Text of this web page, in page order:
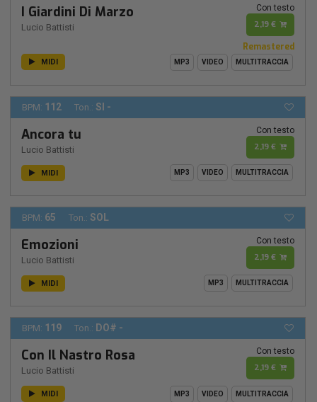
I Giardini Di Marzo
Lucio Battisti
Con testo
2,19 €
Remastered
MIDI MP3 VIDEO MULTITRACCIA
BPM: 112 Ton.: SI -
Ancora tu
Lucio Battisti
Con testo
2,19 €
MIDI MP3 VIDEO MULTITRACCIA
BPM: 65 Ton.: SOL
Emozioni
Lucio Battisti
Con testo
2,19 €
MIDI MP3 MULTITRACCIA
BPM: 119 Ton.: DO# -
Con Il Nastro Rosa
Lucio Battisti
Con testo
2,19 €
MIDI MP3 VIDEO MULTITRACCIA